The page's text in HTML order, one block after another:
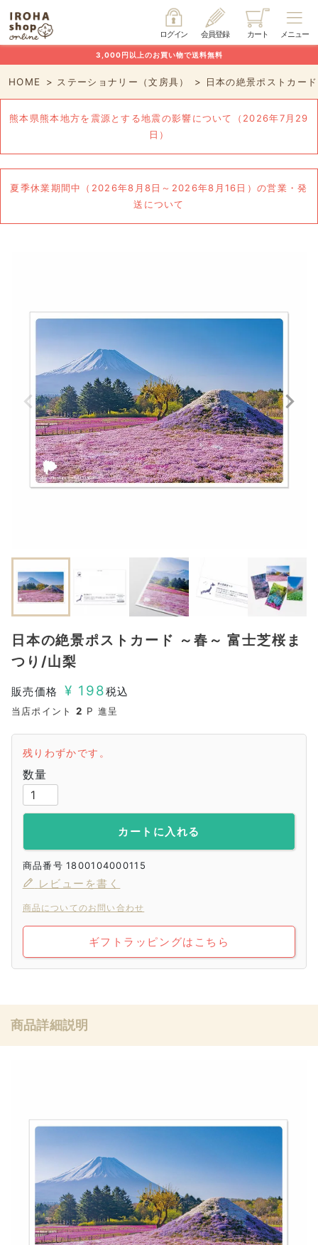
メニュー
カート
会員登録
ログイン
3,000円以上のお買い物で送料無料
HOME ステーショナリー（文房具） 日本の絶景ポストカー
熊本県熊本地方を震源とする地震の影響について（2026年7月29
日）
夏季休業期間中（2026年8月8日～2026年8月16日）の営業・発
送について
日本の絶景ポストカード ～春～ 富士芝桜ま
つり/山梨
販売価格 ¥ 198税込
当店ポイント 2 P 進呈
残りわずかです。
カートに入れる
商品番号 1800104000115
レビューを書く
商品についてのお問い合わせ
ギフトラッピングはこちら
商品詳細説明